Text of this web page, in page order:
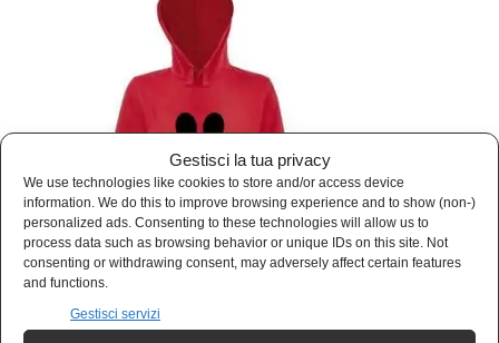
Gestisci la tua privacy
We use technologies like cookies to store and/or access device
information. We do this to improve browsing experience and to show (non-)
personalized ads. Consenting to these technologies will allow us to
process data such as browsing behavior or unique IDs on this site. Not
consenting or withdrawing consent, may adversely affect certain features
and functions.
Gestisci servizi